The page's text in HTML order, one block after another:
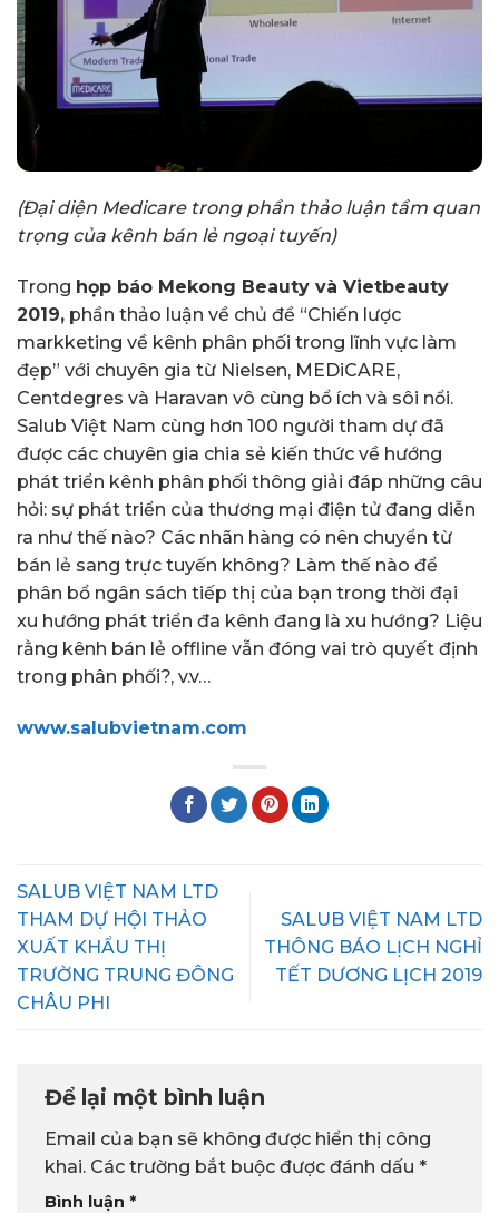
(Đại diện Medicare trong phần thảo luận tầm quan
trọng của kênh bán lẻ ngoại tuyến)
Trong họp báo Mekong Beauty và Vietbeauty
2019, phần thảo luận về chủ đề “Chiến lược
markketing về kênh phân phối trong lĩnh vực làm
đẹp” với chuyên gia từ Nielsen, MEDiCARE,
Centdegres và Haravan vô cùng bổ ích và sôi nổi.
Salub Việt Nam cùng hơn 100 người tham dự đã
được các chuyên gia chia sẻ kiến thức về hướng
phát triển kênh phân phối thông giải đáp những câu
hỏi: sự phát triển của thương mại điện tử đang diễn
ra như thế nào? Các nhãn hàng có nên chuyển từ
bán lẻ sang trực tuyến không? Làm thế nào để
phân bổ ngân sách tiếp thị của bạn trong thời đại
xu hướng phát triển đa kênh đang là xu hướng? Liệu
rằng kênh bán lẻ offline vẫn đóng vai trò quyết định
trong phân phối?, v.v…
www.salubvietnam.com
SALUB VIỆT NAM LTD
THAM DỰ HỘI THẢO
XUẤT KHẨU THỊ
TRƯỜNG TRUNG ĐÔNG
CHÂU PHI
SALUB VIỆT NAM LTD
THÔNG BÁO LỊCH NGHỈ
TẾT DƯƠNG LỊCH 2019
Để lại một bình luận
Email của bạn sẽ không được hiển thị công
khai. Các trường bắt buộc được đánh dấu *
Bình luận *